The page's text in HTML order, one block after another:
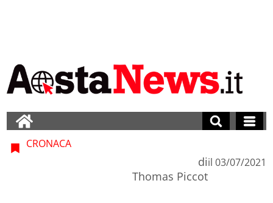
CRONACA
di
Thomas Piccot
il 03/07/2021